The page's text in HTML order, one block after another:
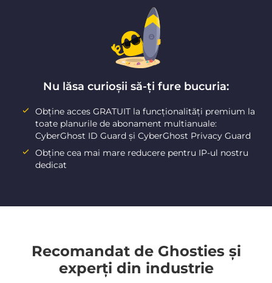
Nu lăsa curioșii să-ți fure bucuria:
Obține acces GRATUIT la funcționalități premium la
toate planurile de abonament multianuale:
CyberGhost ID Guard și CyberGhost Privacy Guard
Obține cea mai mare reducere pentru IP-ul nostru
dedicat
Recomandat de Ghosties și
experți din industrie